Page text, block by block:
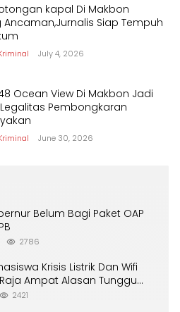
kapal Di Makbon
Ancaman,Jurnalis Siap Tempuh
July 4, 2026
Ocean View Di Makbon Jadi
Pembongkaran
June 30, 2026
Belum Bagi Paket OAP
2786
Krisis Listrik Dan Wifi
Ampat Alasan Tunggu
2421